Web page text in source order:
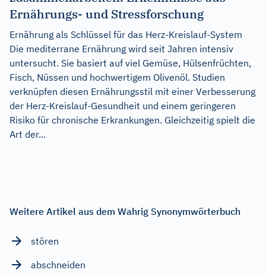
Ernährungs- und Stressforschung
Ernährung als Schlüssel für das Herz-Kreislauf-System
Die mediterrane Ernährung wird seit Jahren intensiv
untersucht. Sie basiert auf viel Gemüse, Hülsenfrüchten,
Fisch, Nüssen und hochwertigem Olivenöl. Studien
verknüpfen diesen Ernährungsstil mit einer Verbesserung
der Herz-Kreislauf-Gesundheit und einem geringeren
Risiko für chronische Erkrankungen. Gleichzeitig spielt die
Art der...
Weitere Artikel aus dem Wahrig Synonymwörterbuch
stören
abschneiden